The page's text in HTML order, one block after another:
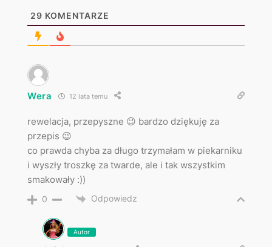
29 KOMENTARZE
Wera 12 lata temu
rewelacja, przepyszne 😉 bardzo dziękuję za
przepis 😉
co prawda chyba za długo trzymałam w piekarniku
i wyszły troszkę za twarde, ale i tak wszystkim
smakowały :))
0 Odpowiedz
Autor